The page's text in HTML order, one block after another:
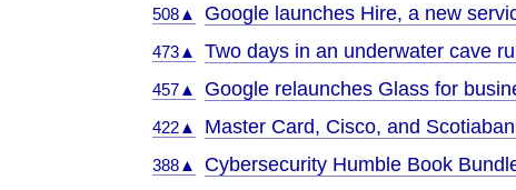
508▲ Google launches Hire, a new
473▲ Two days in an underwater cave
457▲ Google relaunches Glass for
422▲ Master Card, Cisco, and
388▲ Cybersecurity Humble Book